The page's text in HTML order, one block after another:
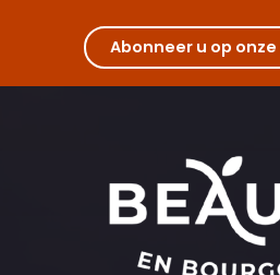
Abonneer u op